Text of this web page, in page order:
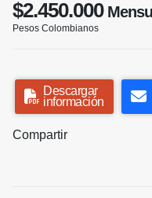
$2.450.000
Pesos Colombianos
Descargar
información
Compartir